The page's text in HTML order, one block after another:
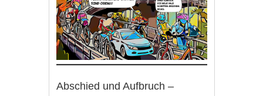
Abschied und Aufbruch –